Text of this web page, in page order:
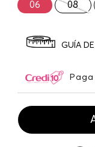
06 08
GUÍA